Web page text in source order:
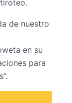
de nuestro
en su
para